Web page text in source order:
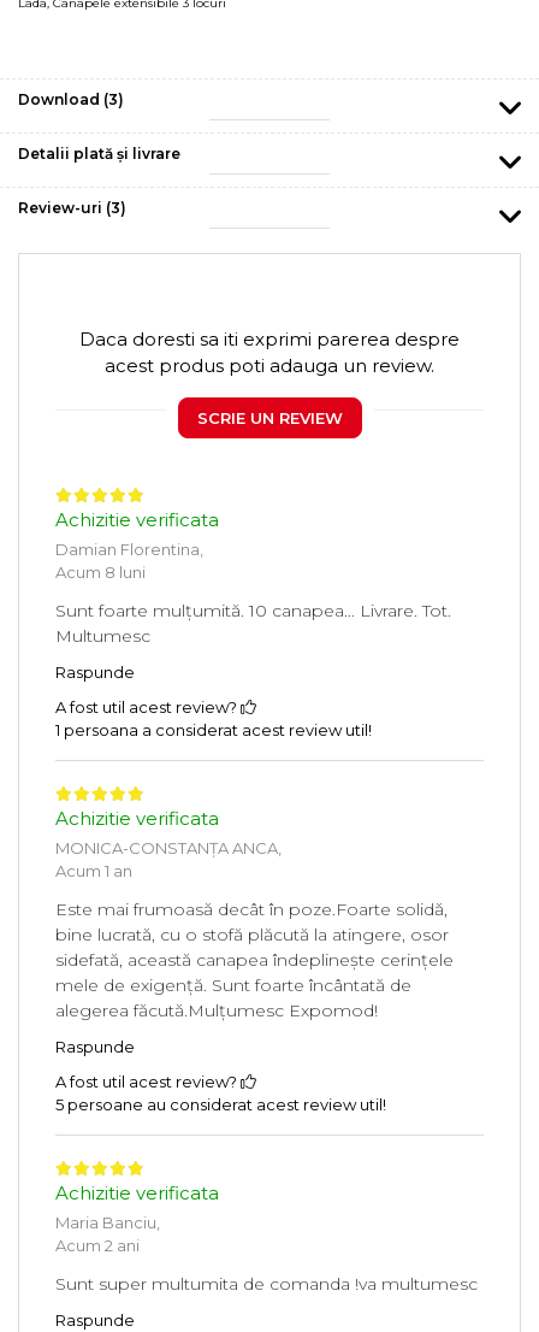
Download (3)
Detalii plată și livrare
Review-uri (3)
Daca doresti sa iti exprimi parerea despre
acest produs poti adauga un review.
SCRIE UN REVIEW
Achizitie verificata
Damian Florentina,
Acum 8 luni
Sunt foarte mulțumită. 10 canapea... Livrare. Tot.
Multumesc
Raspunde
A fost util acest review?
1 persoana a considerat acest review util!
Achizitie verificata
MONICA-CONSTANȚA ANCA,
Acum 1 an
Este mai frumoasă decât în poze.Foarte solidă,
bine lucrată, cu o stofă plăcută la atingere, osor
sidefată, această canapea îndeplinește cerințele
mele de exigență. Sunt foarte încântată de
alegerea făcută.Mulțumesc Expomod!
Raspunde
A fost util acest review?
5 persoane au considerat acest review util!
Achizitie verificata
Maria Banciu,
Acum 2 ani
Sunt super multumita de comanda !va multumesc
Raspunde